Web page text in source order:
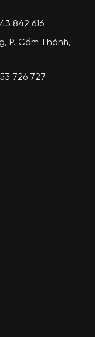
842 616
P. Cẩm Thành,
726 727